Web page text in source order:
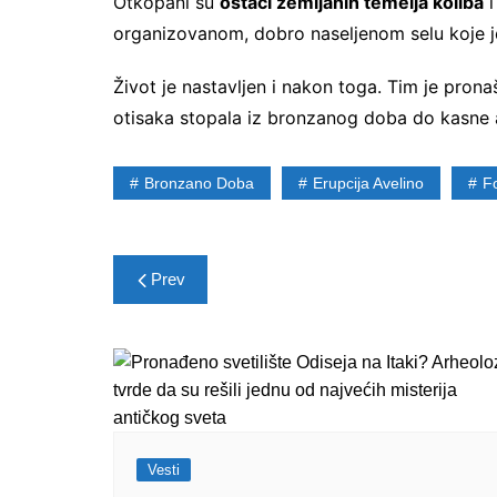
organizovanom, dobro naseljenom selu koje
Život je nastavljen i nakon toga. Tim je
otisaka stopala iz bronzanog doba do kasne
Bronzano Doba Erupcija Avelino
Post
navigation
Prev
Vesti